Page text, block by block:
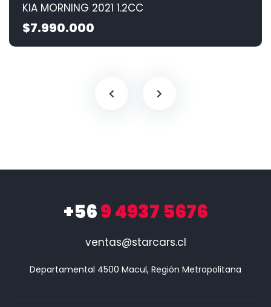
KIA MORNING 2021 1.2CC
$7.990.000
+569 4937 5676
ventas@starcars.cl